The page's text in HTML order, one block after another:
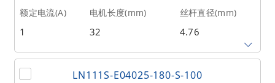
相数 转子惯量(g•cm²) 重量(kg)
2 9 0.1
额定电流(A) 电机长度(mm) 丝杆直径(mm)
1 32 4.76
丝杆导程(mm) 丝杆长度(mm) 额定推力(N
@300RPM)
LN111S-E04025-180-S-100